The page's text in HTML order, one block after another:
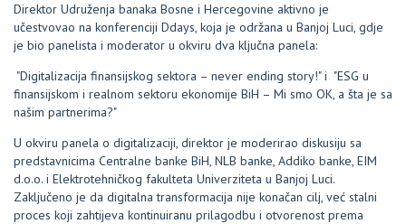
Direktor Udruženja banaka Bosne i Hercegovine aktivno je
učestvovao na konferenciji Ddays, koja je održana u Banjoj Luci, gdje
je bio panelista i moderator u okviru dva ključna panela:
"Digitalizacija finansijskog sektora – never ending story!" i "ESG u
finansijskom i realnom sektoru ekonomije BiH – Mi smo OK, a šta je sa
našim partnerima?"
U okviru panela o digitalizaciji, direktor je moderirao diskusiju sa
predstavnicima Centralne banke BiH, NLB banke, Addiko banke, EIM
d.o.o. i Elektrotehničkog fakulteta Univerziteta u Banjoj Luci.
Zaključeno je da digitalna transformacija nije konačan cilj, već stalni
proces koji zahtijeva kontinuiranu prilagodbu i otvorenost prema